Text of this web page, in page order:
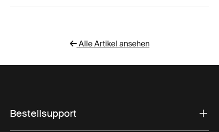
Alle Artikel ansehen
Bestellsupport